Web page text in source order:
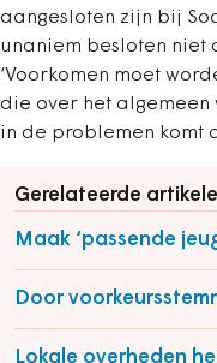
aangesloten zijn bij
unaniem besloten niet
‘Voorkomen moet
die over het algemeen
in de problemen komt
Gerelateerde
Maak ‘passende
Door
Lokale overheden